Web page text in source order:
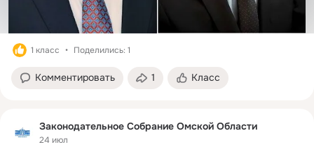
1 класс Поделились: 1
Комментировать 1 Класс
Законодательное Собрание Омской Области
24 июл